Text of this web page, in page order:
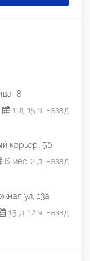
8
1 д. 15 ч. назад
карьер, 50
6 мес. 2 д. назад
ул, 13а
15 д. 12 ч. назад